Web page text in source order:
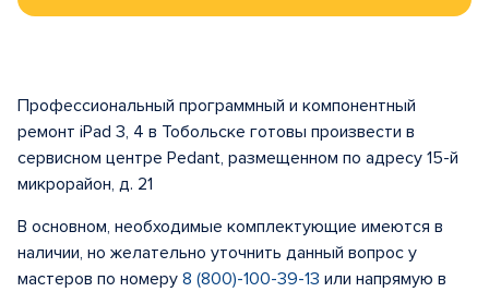
Профессиональный программный и компонентный
ремонт iPad 3, 4 в Тобольске готовы произвести в
сервисном центре Pedant, размещенном по адресу 15-й
микрорайон, д. 21
В основном, необходимые комплектующие имеются в
наличии, но желательно уточнить данный вопрос у
мастеров по номеру 8 (800)-100-39-13 или напрямую в